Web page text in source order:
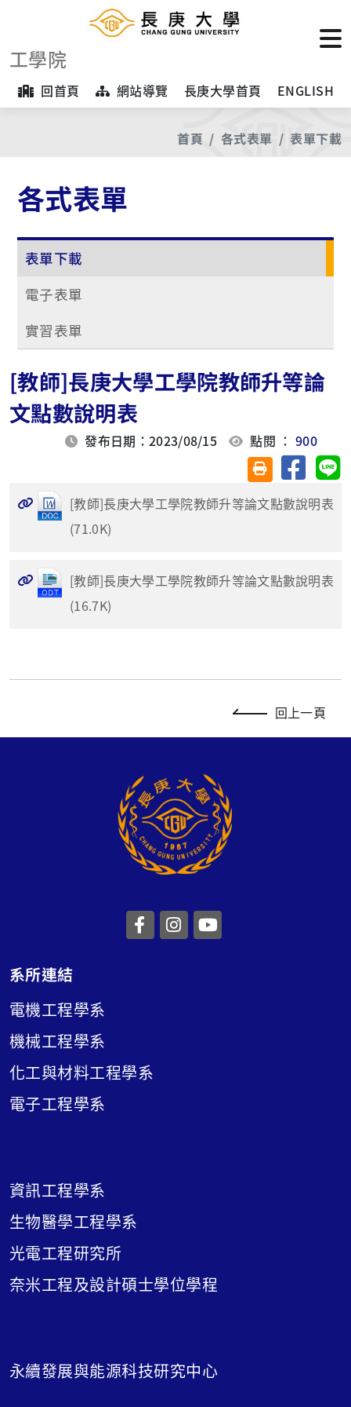
工學院
回首頁 網站導覽 長庚大學首頁 ENGLISH
首頁 各式表單 表單下載
各式表單
表單下載
電子表單
實習表單
[教師]長庚大學工學院教師升等論
文點數說明表
發布日期：2023/08/15 點閱 ：900
友善列印(另開視
分享至
[教師]長庚大學工學院教師升等論文點數說明表
(71.0K)
[教師]長庚大學工學院教師升等論文點數說明表
(16.7K)
回上一頁
前往長庚大學facebook
前往長庚大學
系所連結
電機工程學系
機械工程學系
化工與材料工程學系
電子工程學系
資訊工程學系
生物醫學工程學系
光電工程研究所
奈米工程及設計碩士學位學程
永續發展與能源科技研究中心